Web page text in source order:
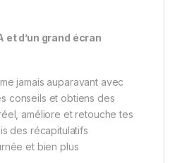
et d’un grand écran
jamais auparavant avec
conseils et obtiens des
améliore et retouche tes
des récapitulatifs
et bien plus